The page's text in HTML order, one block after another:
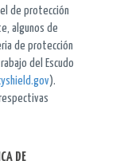
de protección
algunos de
de protección
del Escudo
).
DE